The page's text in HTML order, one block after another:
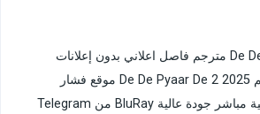
De De Pyaar De 2 2025 مترجم فاصل اعلاني بدون إعلانات
مشاهدة وتحميل فيلم De De Pyaar De 2 2025 موقع فشار
يوتيوب مترجم للعربية مباشر جودة عالية BluRay من Telegram